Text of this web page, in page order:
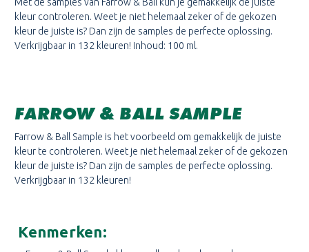
Met de samples van Farrow & Ball kun je gemakkelijk de juiste
kleur controleren. Weet je niet helemaal zeker of de gekozen
kleur de juiste is? Dan zijn de samples de perfecte oplossing.
Verkrijgbaar in 132 kleuren! Inhoud: 100 ml.
FARROW & BALL SAMPLE
Farrow & Ball Sample is het voorbeeld om gemakkelijk de juiste
kleur te controleren. Weet je niet helemaal zeker of de gekozen
kleur de juiste is? Dan zijn de samples de perfecte oplossing.
Verkrijgbaar in 132 kleuren!
Kenmerken: